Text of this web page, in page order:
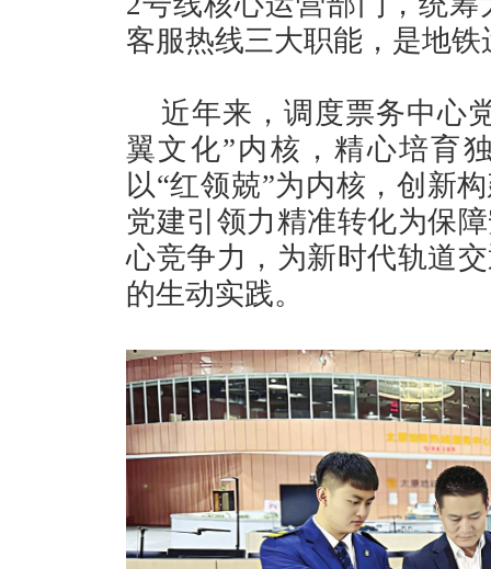
客服热线三大职能，是地铁
近年来，调度票务中心
翼文化”内核，精心培育
以“红领兢”为内核，创新
党建引领力精准转化为保
心竞争力，为新时代轨道
的生动实践。